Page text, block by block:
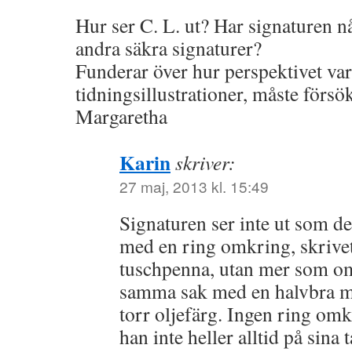
Hur ser C. L. ut? Har signaturen
andra säkra signaturer?
Funderar över hur perspektivet
tidningsillustrationer, måste
Margaretha
Karinskriver:
27 maj, 2013 kl. 15:49
Signaturen ser inte ut som
med en ring omkring,
tuschpenna, utan mer som
samma sak med en halvbra
torr oljefärg. Ingen ring
han inte heller alltid på sina